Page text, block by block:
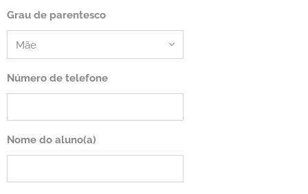
Grau de parentesco
Número de telefone
Nome do aluno(a)